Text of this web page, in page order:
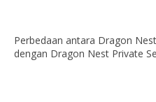
Perbedaan antara Dragon
dengan Dragon Nest Private